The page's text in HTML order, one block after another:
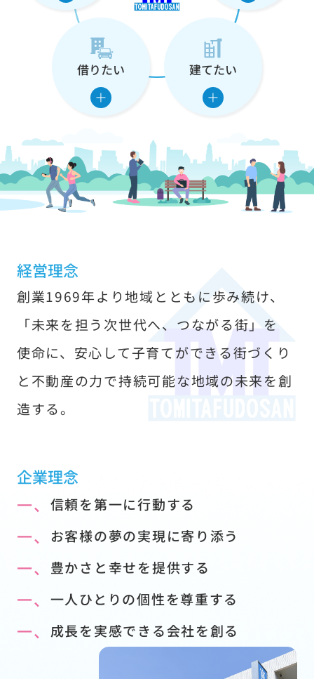
え
ま
す
借りたい 建てたい
経営理念
創業1969年より地域とともに歩み続け、
「未来を担う次世代へ、つながる街」を
使命に、安心して子育てができる街づくり
と不動産の力で持続可能な地域の未来を創
造する。
企業理念
一、 信頼を第一に行動する
一、 お客様の夢の実現に寄り添う
一、 豊かさと幸せを提供する
一、 一人ひとりの個性を尊重する
一、 成長を実感できる会社を創る